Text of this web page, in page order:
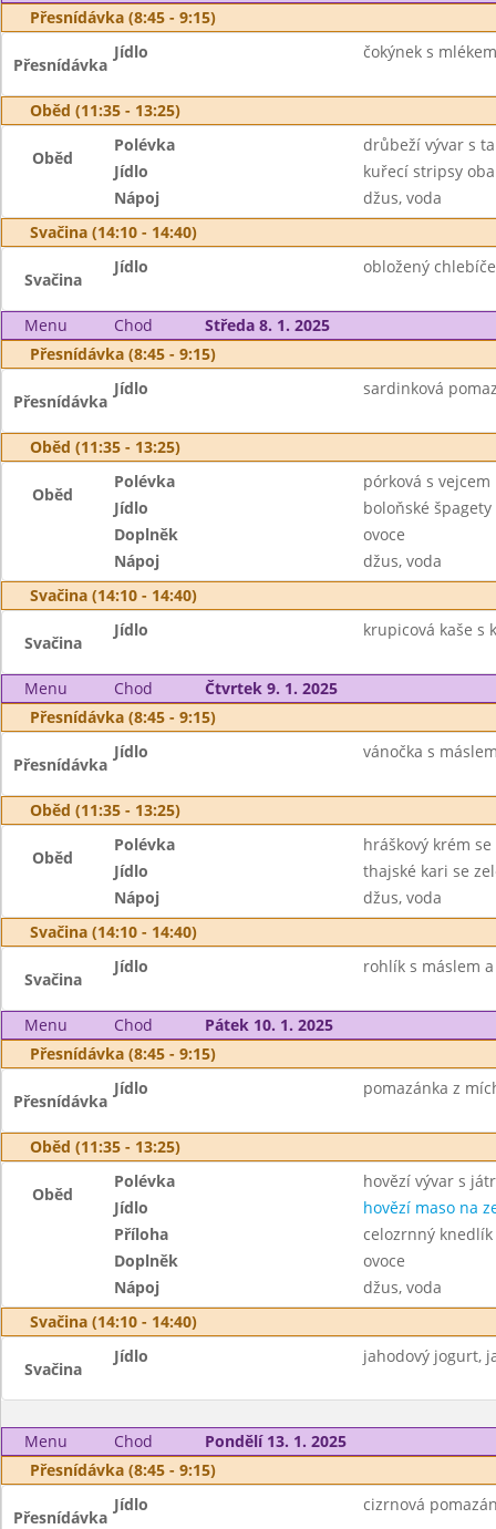
Přesnídávka (8:45 - 9:15)
Přesnídávka
Jídlo čokýnek s
Oběd (11:35 - 13:25)
Oběd
Polévka
drůbeží vývar s
Jídlo
kuřecí stripsy
Nápoj
džus, voda
Svačina (14:10 - 14:40)
Svačina
Jídlo obložený
Menu Chod
Středa 8. 1. 2025
Přesnídávka (8:45 - 9:15)
Přesnídávka
Jídlo sardinková
Oběd (11:35 - 13:25)
Oběd
Polévka
pórková s vejcem
Jídlo
boloňské
Doplněk
ovoce
Nápoj
džus, voda
Svačina (14:10 - 14:40)
Svačina
Jídlo krupicová kaše s
Menu Chod
Čtvrtek 9. 1. 2025
Přesnídávka (8:45 - 9:15)
Přesnídávka
Jídlo vánočka s
Oběd (11:35 - 13:25)
Oběd
Polévka
hráškový krém
Jídlo
thajské kari se
Nápoj
džus, voda
Svačina (14:10 - 14:40)
Svačina
Jídlo rohlík s máslem
Menu Chod
Pátek 10. 1. 2025
Přesnídávka (8:45 - 9:15)
Přesnídávka
Jídlo pomazánka z
Oběd (11:35 - 13:25)
Oběd
Polévka
hovězí vývar s
Jídlo
hovězí maso na
Příloha
celozrnný knedlík
Doplněk
ovoce
Nápoj
džus, voda
Svačina (14:10 - 14:40)
Svačina
Jídlo jahodový jogurt,
Menu Chod
Pondělí 13. 1. 2025
Přesnídávka (8:45 - 9:15)
Přesnídávka
Jídlo cizrnová